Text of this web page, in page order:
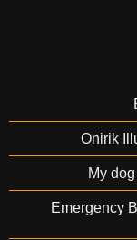
Onirik
My
Emergency